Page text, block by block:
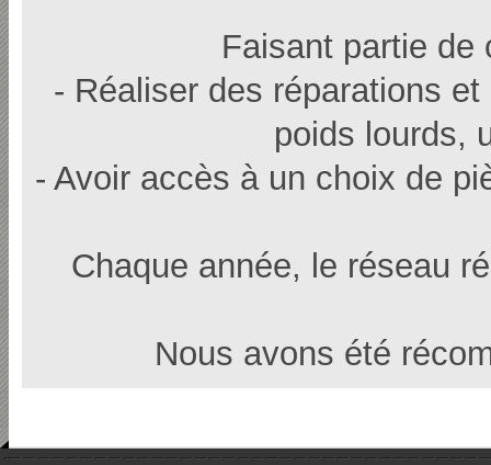
Faisant partie de
- Réaliser des réparations
poids lourds,
- Avoir accès à un choix de
Chaque année, le réseau
Nous avons été